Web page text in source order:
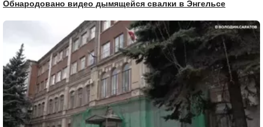
Обнародовано видео дымящейся свалки в Энгельсе